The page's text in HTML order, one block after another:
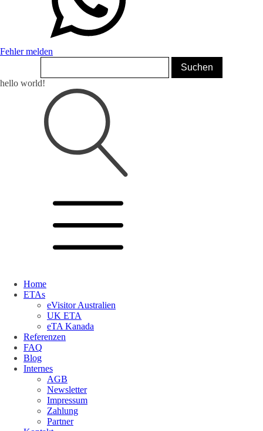
Fehler melden
hello world!
Home
ETAs
eVisitor Australien
UK ETA
eTA Kanada
Referenzen
FAQ
Blog
Internes
AGB
Newsletter
Impressum
Zahlung
Partner